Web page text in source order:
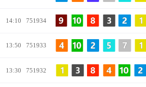
14:10 751934
13:50 751933
13:30 751932